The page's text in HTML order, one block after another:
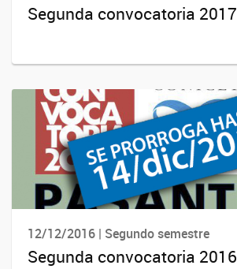
Segunda convocatoria 2017
12/12/2016 | Segundo semestre
Segunda convocatoria 2016